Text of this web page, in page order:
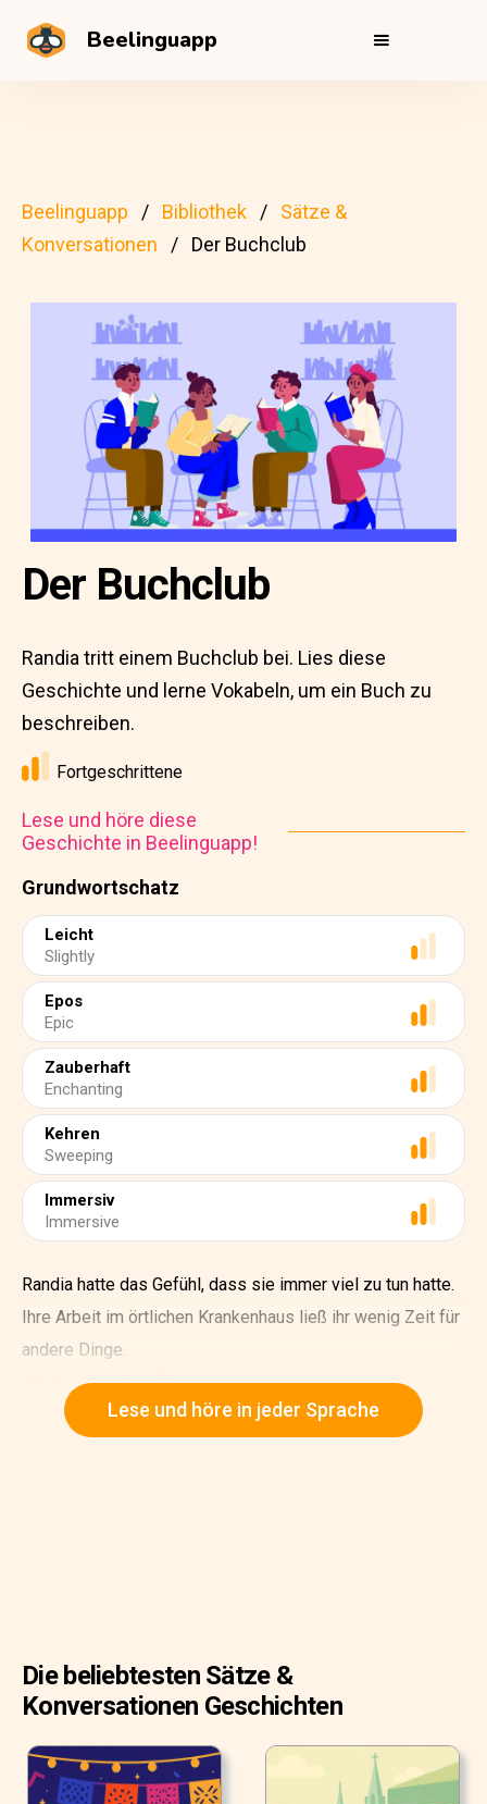
Beelinguapp
Beelinguapp Bibliothek
Sätze &
Konversationen
Der Buchclub
Grundwortschatz
Leicht
Slightly
Epos
Epic
Zauberhaft
Enchanting
Kehren
Sweeping
Immersiv
Immersive
Der Buchclub
Randia tritt einem Buchclub bei. Lies diese
Geschichte und lerne Vokabeln, um ein Buch zu
beschreiben.
Fortgeschrittene
Lese und höre diese
Geschichte in Beelinguapp!
Randia hatte das Gefühl, dass sie immer viel zu tun hatte.
Ihre Arbeit im örtlichen Krankenhaus ließ ihr wenig Zeit für
andere Dinge.
„Ich hatte nie Zeit für mich“, dachte sie.
Der Buchclub traf sich einmal im Monat in der örtlichen
Lese und höre in jeder Sprache
Die beliebtesten Sätze &
Konversationen Geschichten